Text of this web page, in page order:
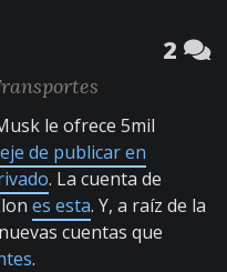
2
le ofrece 5mil
de publicar en
. La cuenta de
es esta. Y, a raíz de la
cuentas que
.